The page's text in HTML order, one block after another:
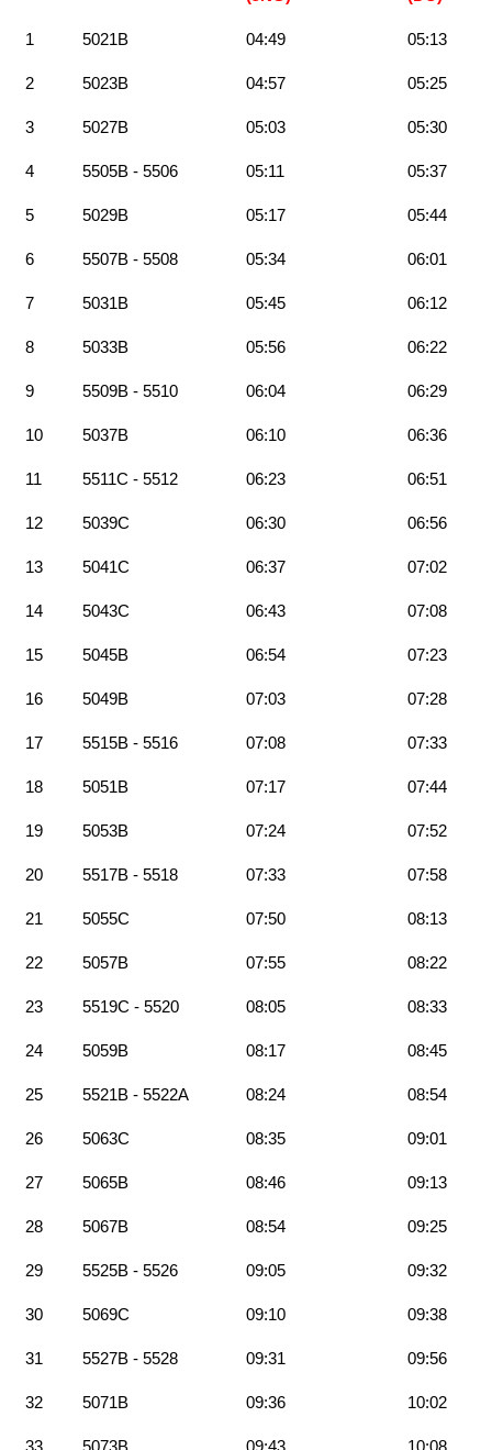
1 5021B 04:49 05:13
2 5023B 04:57 05:25
3 5027B 05:03 05:30
4 5505B - 5506 05:11 05:37
5 5029B 05:17 05:44
6 5507B - 5508 05:34 06:01
7 5031B 05:45 06:12
8 5033B 05:56 06:22
9 5509B - 5510 06:04 06:29
10 5037B 06:10 06:36
11 5511C - 5512 06:23 06:51
12 5039C 06:30 06:56
13 5041C 06:37 07:02
14 5043C 06:43 07:08
15 5045B 06:54 07:23
16 5049B 07:03 07:28
17 5515B - 5516 07:08 07:33
18 5051B 07:17 07:44
19 5053B 07:24 07:52
20 5517B - 5518 07:33 07:58
21 5055C 07:50 08:13
22 5057B 07:55 08:22
23 5519C - 5520 08:05 08:33
24 5059B 08:17 08:45
25 5521B - 5522A 08:24 08:54
26 5063C 08:35 09:01
27 5065B 08:46 09:13
28 5067B 08:54 09:25
29 5525B - 5526 09:05 09:32
30 5069C 09:10 09:38
31 5527B - 5528 09:31 09:56
32 5071B 09:36 10:02
33 5073B 09:43 10:08